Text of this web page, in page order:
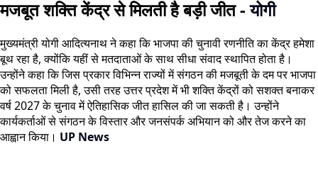
मजबूत शक्ति केंद्र से मिलती है बड़ी जीत -योगी
मुख्यमंत्री योगी आदित्यनाथ ने कहा कि भाजपा की चुनावी रणनीति का केंद्र हमेशा
बूथ रहा है, क्योंकि यहीं से मतदाताओं के साथ सीधा संवाद स्थापित होता है।
उन्होंने कहा कि जिस प्रकार विभिन्न राज्यों में संगठन की मजबूती के दम पर भाजपा
को सफलता मिली है, उसी तरह उत्तर प्रदेश में भी शक्ति केंद्रों को सशक्त बनाकर
वर्ष 2027 के चुनाव में ऐतिहासिक जीत हासिल की जा सकती है। उन्होंने
कार्यकर्ताओं से संगठन के विस्तार और जनसंपर्क अभियान को और तेज करने का
आह्वान किया। UP News